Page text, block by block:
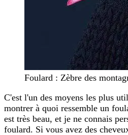
Foulard : Zèbre des
C'est l'un des moyens les plus
montrer à quoi ressemble un
est très beau, et je ne connais
foulard. Si vous avez des